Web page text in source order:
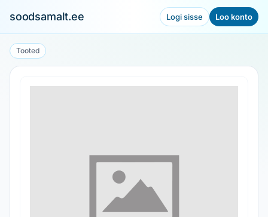
soodsamalt.ee Logi sisse Loo konto
Tooted